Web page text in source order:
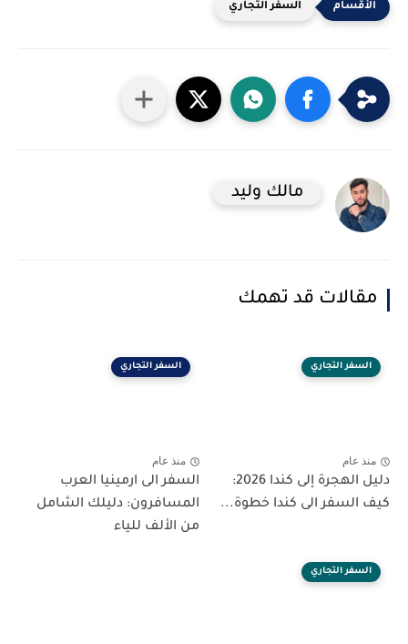
السفر التجاري
مالك وليد
مقالات قد تهمك
السفر التجاري
منذ عام
دليل الهجرة إلى كندا 2026:
كيف السفر الى كندا خطوة...
السفر التجاري
منذ عام
السفر الى ارمينيا العرب
المسافرون: دليلك الشامل
من الألف للياء
السفر التجاري